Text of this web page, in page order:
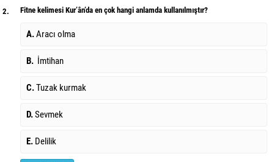
2. Fitne kelimesi Kur’ân’da en çok hangi anlamda kullanılmıştır?
A.Aracı olma
B. İmtihan
C.Tuzak kurmak
D.Sevmek
E. Delilik